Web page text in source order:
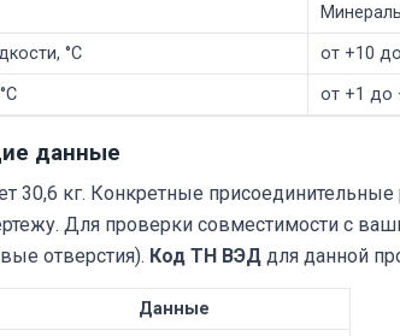
°С
от +10
от +1 до
данные
30,6 кг. Конкретные
Для проверки совместимости с
отверстия). Код ТН ВЭД для данной
Данные